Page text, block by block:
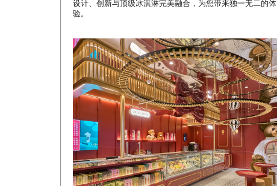
设计、创新与顶级冰淇淋完美融合，为您带来独一无二的体
验。